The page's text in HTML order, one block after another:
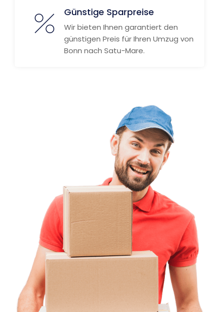
Günstige Sparpreise
Wir bieten Ihnen garantiert den
günstigen Preis für Ihren Umzug von
Bonn nach Satu-Mare.